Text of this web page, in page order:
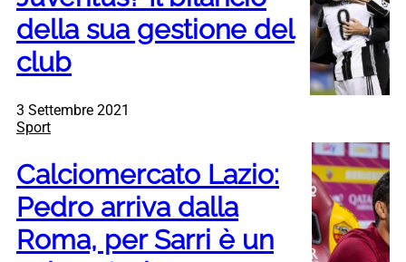
della sua gestione del
club
3 Settembre 2021
Sport
Calciomercato Lazio:
Pedro arriva dalla
Roma, per Sarri è un